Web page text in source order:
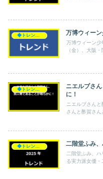
◆トレンド◆ 万博ウィー
万博ウィーン
（金）、大阪
ニエルブさ
に！
ニエルブさん
さんと酢賀さ
◆トレンド◆ 二階堂ふみ
二階堂ふみ、ハ
る実力派女優